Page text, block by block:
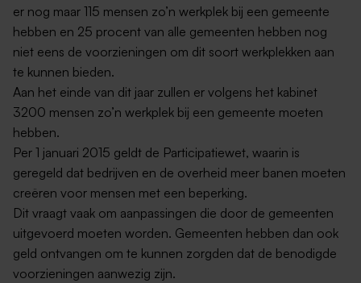
er nog maar 115 mensen zo’n werkplek bij een gemeente
hebben en 25 procent van alle gemeenten hebben nog
niet eens de voorzieningen om dit soort werkplekken aan
te kunnen bieden.
Aan het einde van dit jaar zullen er volgens het kabinet
3200 mensen zo’n werkplek bij een gemeente moeten
hebben.
Per 1 januari 2015 geldt de Participatiewet, waarin is
geregeld dat bedrijven en de overheid meer banen moeten
creëren voor mensen met een beperking.
Dit vraagt vaak om aanpassingen die door de gemeenten
uitgevoerd moeten worden. Gemeenten hebben dan ook
geld ontvangen om te kunnen zorgden dat de benodigde
voorzieningen aanwezig zijn.